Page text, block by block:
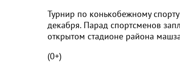
Турнир по конькобежному
декабря. Парад спортсменов
открытом стадионе района
(0+)